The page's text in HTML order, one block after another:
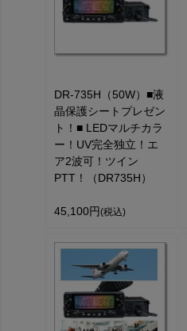
DR-735H（50W）■液
晶保護シートプレゼン
ト！■ LEDマルチカラ
ー！UV完全独立！エ
ア2波可！ツイン
PTT！（DR735H）
45,100円 (税込)